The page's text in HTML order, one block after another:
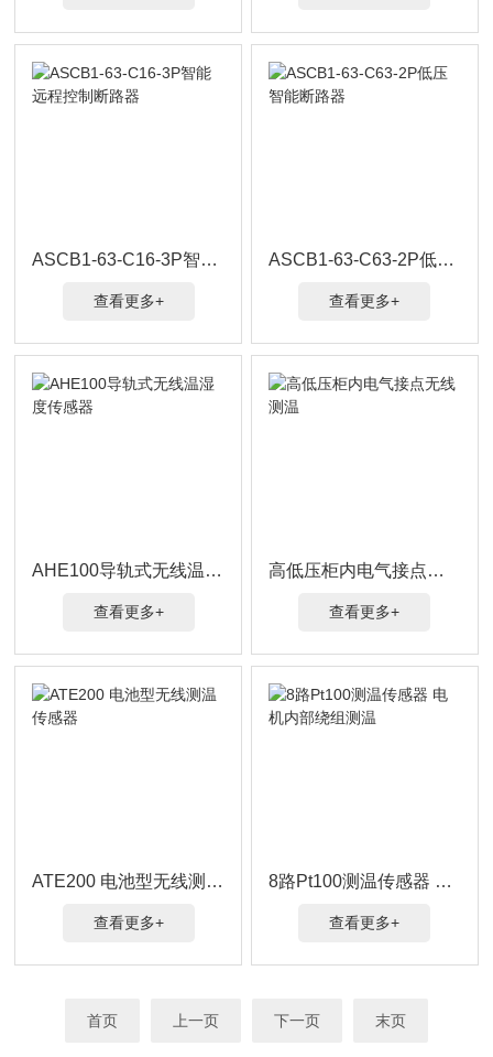
ASCB1-63-C16-3P智能远程控制断路器
查看更多+
ASCB1-63-C63-2P低压智能断路器
查看更多+
AHE100导轨式无线温湿度传感器
查看更多+
高低压柜内电气接点无线测温
查看更多+
ATE200 电池型无线测温传感器
查看更多+
8路Pt100测温传感器 电机内部绕组测温
查看更多+
首页 上一页 下一页 末页